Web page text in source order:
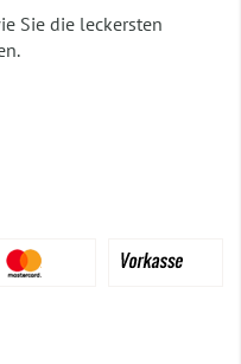
Sie die leckersten